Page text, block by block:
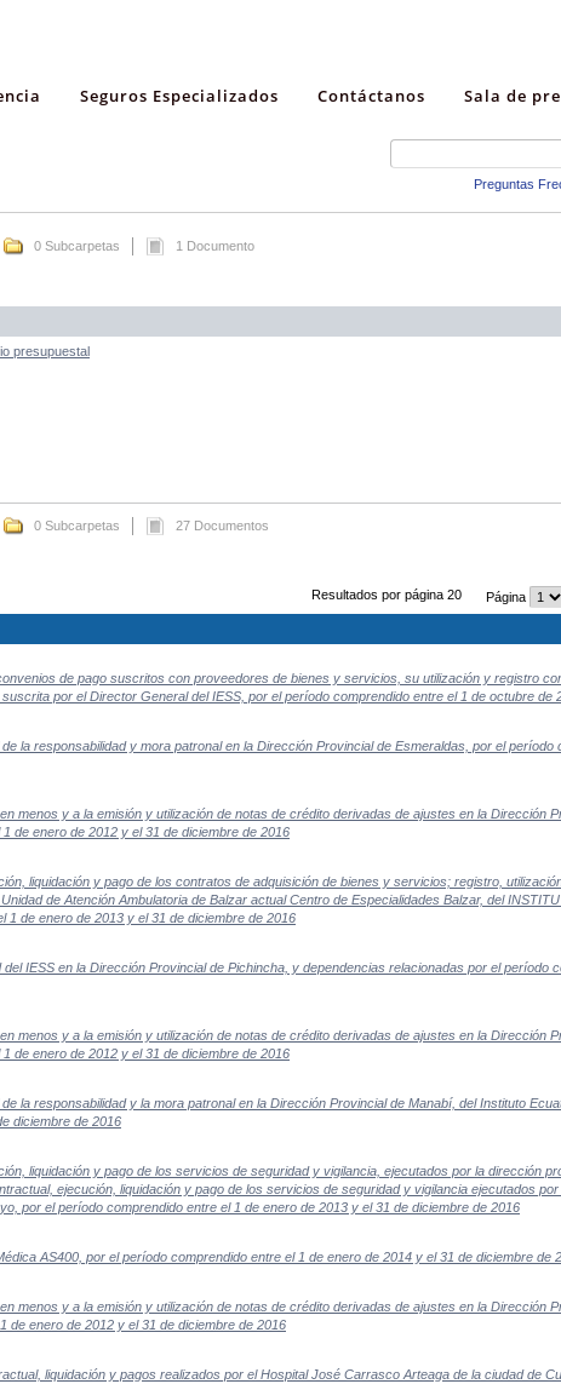
Seguros Especializados Contáctanos Sala de
Preguntas
0 Subcarpetas 1 Documento
presupuestal
0 Subcarpetas 27 Documentos
Resultados por página 20 Página
de pago suscritos con proveedores de bienes y servicios, su utilización y registro
por el Director General del IESS, por el período comprendido entre el 1 de octubre de
la responsabilidad y mora patronal en la Dirección Provincial de Esmeraldas, por el período
menos y a la emisión y utilización de notas de crédito derivadas de ajustes en la Dirección
de enero de 2012 y el 31 de diciembre de 2016
liquidación y pago de los contratos de adquisición de bienes y servicios; registro,
de Atención Ambulatoria de Balzar actual Centro de Especialidades Balzar, del
1 de enero de 2013 y el 31 de diciembre de 2016
IESS en la Dirección Provincial de Pichincha, y dependencias relacionadas por el período
menos y a la emisión y utilización de notas de crédito derivadas de ajustes en la Dirección
de enero de 2012 y el 31 de diciembre de 2016
la responsabilidad y la mora patronal en la Dirección Provincial de Manabí, del Instituto
diciembre de 2016
liquidación y pago de los servicios de seguridad y vigilancia, ejecutados por la dirección
ejecución, liquidación y pago de los servicios de seguridad y vigilancia ejecutados
por el período comprendido entre el 1 de enero de 2013 y el 31 de diciembre de 2016
AS400, por el período comprendido entre el 1 de enero de 2014 y el 31 de diciembre de
menos y a la emisión y utilización de notas de crédito derivadas de ajustes en la Dirección
de enero de 2012 y el 31 de diciembre de 2016
liquidación y pagos realizados por el Hospital José Carrasco Arteaga de la ciudad de